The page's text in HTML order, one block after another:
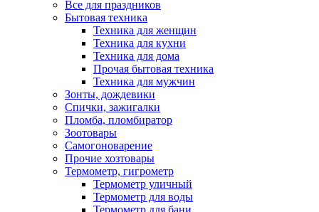
Все для праздников
Бытовая техника
Техника для женщин
Техника для кухни
Техника для дома
Прочая бытовая техника
Техника для мужчин
Зонты, дождевики
Спички, зажигалки
Пломба, пломбиратор
Зоотовары
Самогоноварение
Прочие хозтовары
Термометр, гигрометр
Термометр уличный
Термометр для воды
Термометр для бани